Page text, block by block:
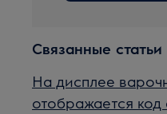
Связанные статьи
На дисплее
отображается